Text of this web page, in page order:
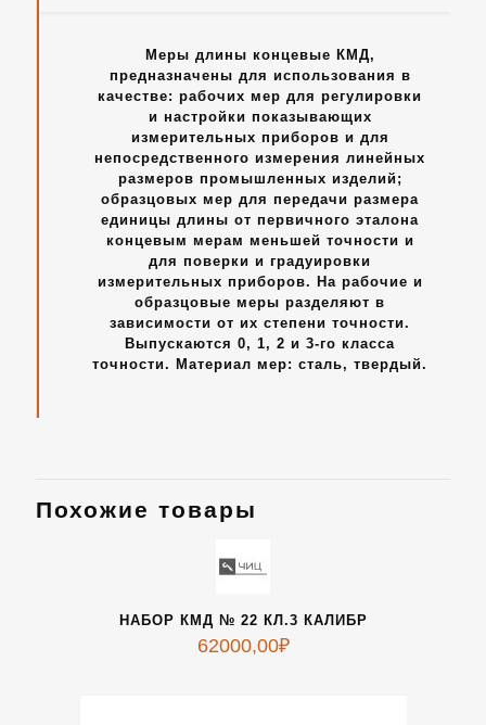
Меры длины концевые КМД,
предназначены для использования в
качестве: рабочих мер для регулировки
и настройки показывающих
измерительных приборов и для
непосредственного измерения линейных
размеров промышленных изделий;
образцовых мер для передачи размера
единицы длины от первичного эталона
концевым мерам меньшей точности и
для поверки и градуировки
измерительных приборов. На рабочие и
образцовые меры разделяют в
зависимости от их степени точности.
Выпускаются 0, 1, 2 и 3-го класса
точности. Материал мер: сталь, твердый.
Похожие товары
НАБОР КМД № 22 КЛ.3 КАЛИБР
62000,00₽